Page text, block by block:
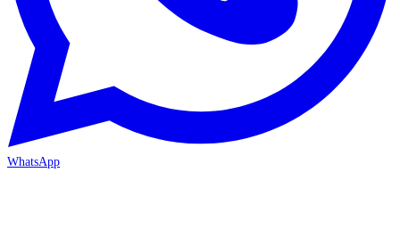
WhatsApp